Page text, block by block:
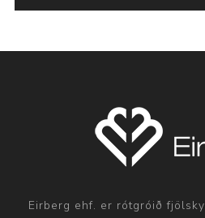
Eirberg ehf. er rótgróið